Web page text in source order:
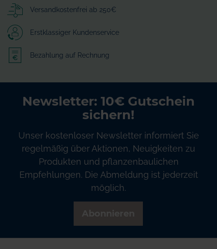
Versandkostenfrei ab 250€
Erstklassiger Kundenservice
Bezahlung auf Rechnung
Newsletter: 10€ Gutschein
sichern!
Unser kostenloser Newsletter informiert Sie
regelmäßig über Aktionen, Neuigkeiten zu
Produkten und pflanzenbaulichen
Empfehlungen. Die Abmeldung ist jederzeit
möglich.